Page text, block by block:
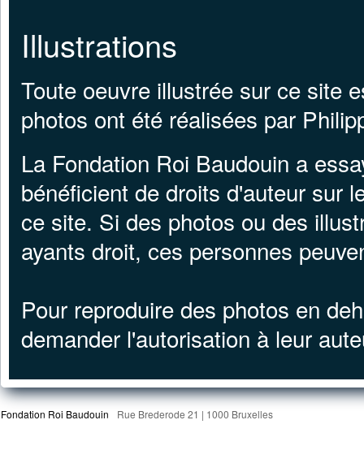
Illustrations
Toute oeuvre illustrée sur ce site
photos ont été réalisées par
La Fondation Roi Baudouin a
bénéficient de droits d'auteur sur
ce site. Si des photos ou des
ayants droit, ces personnes
Pour reproduire des photos en
demander l'autorisation à leur
Fondation Roi Baudouin Rue Brederode 21 | 1000 Bruxelles